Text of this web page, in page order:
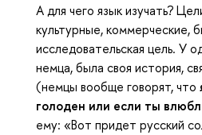
А для чего язык изучать?
культурные, коммерческие,
исследовательская цель. У
немца, была своя история,
(немцы вообще говорят, что
голоден или если ты
ему: «Вот придет русский